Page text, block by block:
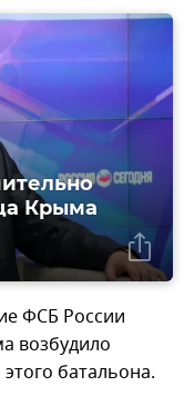
Крыма
ФСБ России
возбудило
батальона.